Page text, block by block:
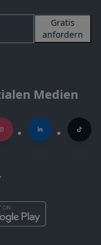
Gratis
anfordern
Medien